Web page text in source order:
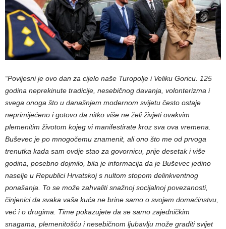
“Povijesni je ovo dan za cijelo naše Turopolje i Veliku Goricu. 125
godina neprekinute tradicije, nesebičnog davanja, volonterizma i
svega onoga što u današnjem modernom svijetu često ostaje
neprimijećeno i gotovo da nitko više ne želi živjeti ovakvim
plemenitim životom kojeg vi manifestirate kroz sva ova vremena.
Buševec je po mnogočemu znamenit, ali ono što me od prvoga
trenutka kada sam ovdje stao za govornicu, prije desetak i više
godina, posebno dojmilo, bila je informacija da je Buševec jedino
naselje u Republici Hrvatskoj s nultom stopom delinkventnog
ponašanja. To se može zahvaliti snažnoj socijalnoj povezanosti,
činjenici da svaka vaša kuća ne brine samo o svojem domaćinstvu,
već i o drugima. Time pokazujete da se samo zajedničkim
snagama, plemenitošću i nesebičnom ljubavlju može graditi svijet